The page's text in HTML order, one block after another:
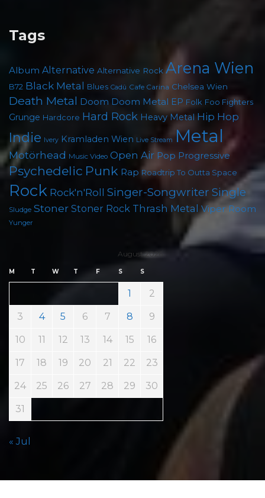
Tags
Album Alternative Alternative Rock Arena Wien
B72 Black Metal Blues Cadû Cafe Carina Chelsea Wien
Death Metal Doom Doom Metal EP Folk Foo Fighters
Grunge Hardcore Hard Rock Heavy Metal Hip Hop
Indie Ivery Kramladen Wien Live Stream Metal
Motörhead Music Video Open Air Pop Progressive
Psychedelic Punk Rap Roadtrip To Outta Space
Rock Rock'n'Roll Singer-Songwriter Single
Sludge Stoner Stoner Rock Thrash Metal Viper Room
Yunger
August 2026
M T W T F S S
1 2
3 4 5 6 7 8 9
10 11 12 13 14 15 16
17 18 19 20 21 22 23
24 25 26 27 28 29 30
31
« Jul